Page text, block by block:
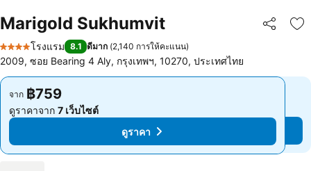
Marigold Sukhumvit แชร์
เ
4 ดาว
โรงแรม 8.1 ดีมาก (2,140 การให้คะแนน)
2009, ซอย Bearing 4 Aly, กรุงเทพฯ, 10270, ประเทศไทย
จาก ฿759
ดูราคาจาก 7 เว็บไซต์
ดูราคา
จาก ฿759
ดูราคาจาก 7 เว็บไซต์
ดูราคา